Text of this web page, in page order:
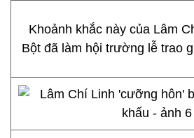
Khoảnh khắc này của Lâm
Bột đã làm hội trường lễ trao